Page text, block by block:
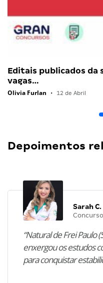
Editais publicados da
vagas…
Olivia Furlan • 12 de Abril
Depoimentos
Sarah C.
“Natural de Frei Paulo
enxergou os estudos
para conquistar